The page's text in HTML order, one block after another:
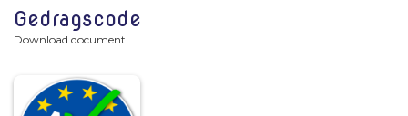
Gedragscode
Download document